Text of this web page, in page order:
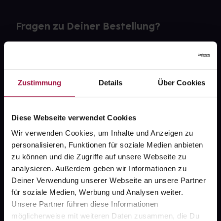
Zustimmung Details Über Cookies
Diese Webseite verwendet Cookies
Wir verwenden Cookies, um Inhalte und Anzeigen zu
personalisieren, Funktionen für soziale Medien anbieten
zu können und die Zugriffe auf unsere Webseite zu
analysieren. Außerdem geben wir Informationen zu
Deiner Verwendung unserer Webseite an unsere Partner
für soziale Medien, Werbung und Analysen weiter.
Unsere Partner führen diese Informationen
möglicherweise mit weiteren Daten zusammen, die Du
Fragen zu Deiner Bestellung?
gesund.de
Über uns
Karriere
Newsletter